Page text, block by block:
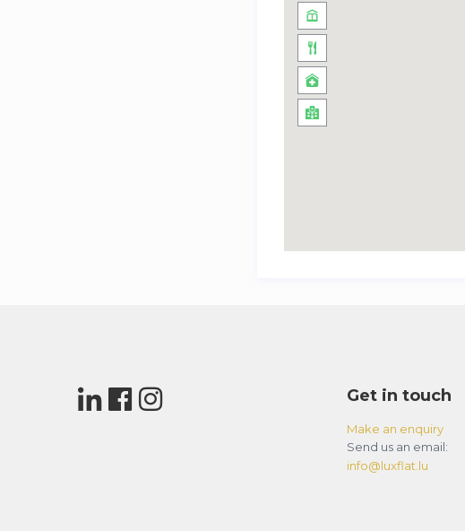
Get in touch
Make an enquiry
Send us an email:
info@luxflat.lu